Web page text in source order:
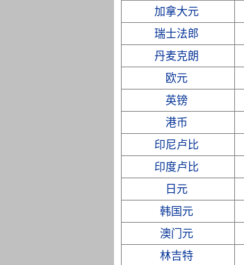
加拿大元
瑞士法郎
丹麦克朗
欧元
英镑
港币
印尼卢比
印度卢比
日元
韩国元
澳门元
林吉特